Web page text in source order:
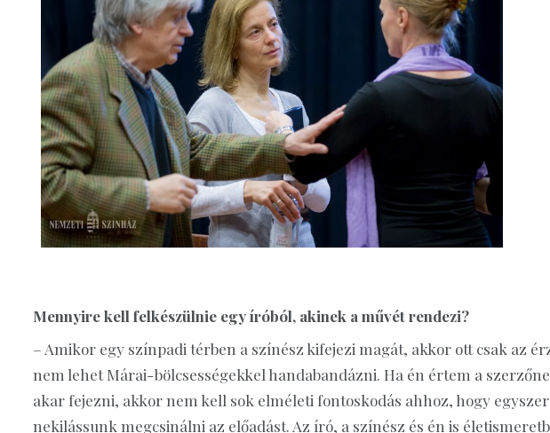
Mennyire kell felkészülnie egy íróból, akinek a művét rendezi?
– Amikor egy színpadi térben a színész kifejezi magát, akkor ott csak az
nem lehet Márai-bölcsességekkel handabandázni. Ha én értem a
akar fejezni, akkor nem kell sok elméleti fontoskodás ahhoz, hogy
nekilássunk megcsinálni az előadást. Az író, a színész és én is